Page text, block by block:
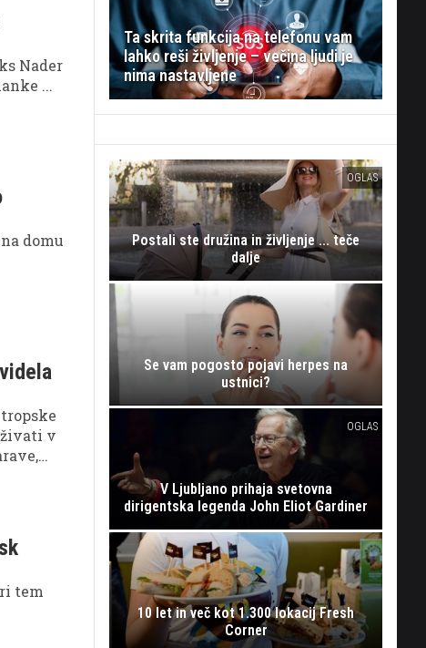
Nader
...
domu
v
tem
Ta skrita funkcija na telefonu vam
lahko reši življenje – večina ljudi je
nima nastavljene
OGLAS
Postali ste družina in življenje ... teče
dalje
Se vam pogosto pojavi herpes na
ustnici?
OGLAS
V Ljubljano prihaja svetovna
dirigentska legenda John Eliot Gardiner
10 let in več kot 1.300 lokacij Fresh
Corner